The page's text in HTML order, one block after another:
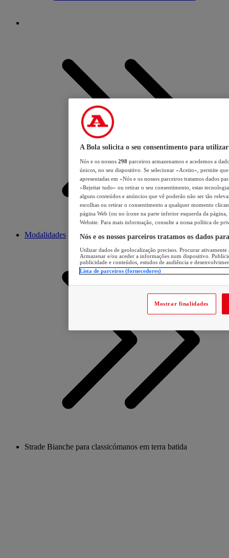
Modalidades
Strade Bianche para classicómanos em terra batida
A Bola solicita o seu consentimento para utilizar
Nós e os nossos 298 parceiros armazenamos e acedemos a
únicos, no seu dispositivo. Se selecionar «Aceito», permite
apresentadas em «Nós e os nossos parceiros tratamos dados
«Rejeitar tudo» ou retirar o seu consentimento, estas
alguns conteúdos e anúncios que vê poderão não ser tão
escolhas ou retirar o consentimento a qualquer momento
página Web (ou no ícone na parte inferior esquerda da página,
Website. Para mais informação, consulte a nossa política de
Nós e os nossos parceiros tratamos os dados
Utilizar dados de geolocalização precisos. Procurar
Armazenar e/ou aceder a informações num dispositivo.
publicidade e conteúdos, estudos de audiência e
Lista de parceiros (fornecedores)
Mostrar finalidades